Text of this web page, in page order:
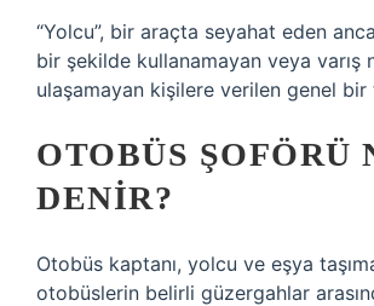
“Yolcu”, bir araçta seyahat eden
bir şekilde kullanamayan veya varış
ulaşamayan kişilere verilen genel bir
OTOBÜS ŞOFÖRÜ
DENIR?
Otobüs kaptanı, yolcu ve eşya
otobüslerin belirli güzergahlar